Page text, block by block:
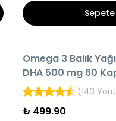
AYNI GÜN KARGO
Omega 3 Balık
DHA 500 mg 60
(143
₺ 499.90